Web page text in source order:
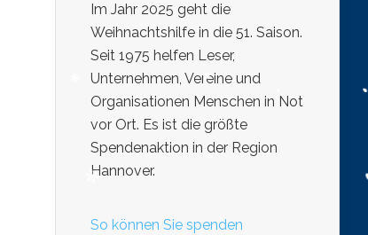
Im Jahr 2025 geht die
Weihnachtshilfe in die 51. Saison.
Seit 1975 helfen Leser,
Unternehmen, Vereine und
Organisationen Menschen in Not
vor Ort. Es ist die größte
Spendenaktion in der Region
Hannover.
So können Sie spenden